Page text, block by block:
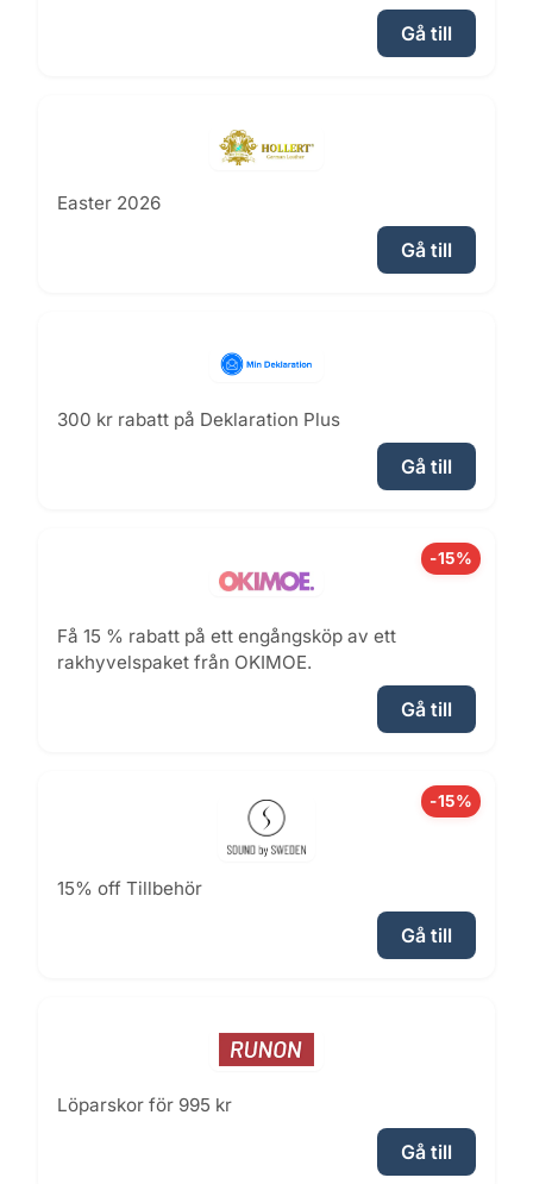
Gå till
Easter 2026
Gå till
300 kr rabatt på Deklaration Plus
Gå till
-15%
Få 15 % rabatt på ett engångsköp av ett
rakhyvelspaket från OKIMOE.
Gå till
-15%
15% off Tillbehör
Gå till
Löparskor för 995 kr
Gå till